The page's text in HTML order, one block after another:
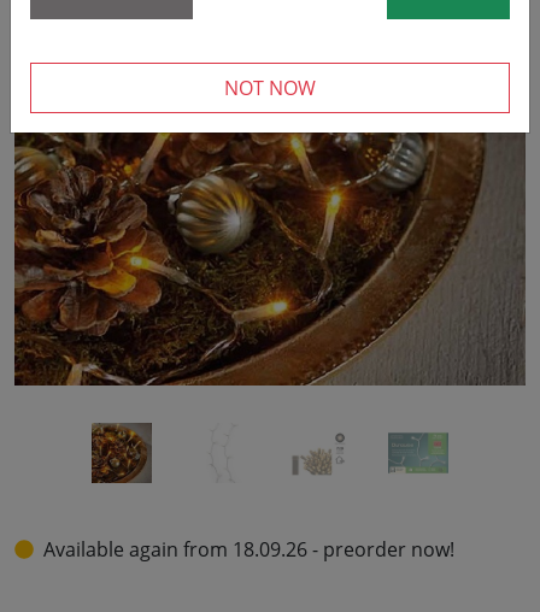
‹ ›
Available again from 18.09.26 - preorder now!
NOT NOW